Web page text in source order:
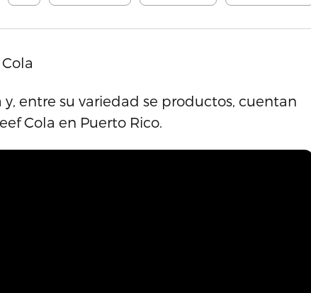
entre su variedad se productos, cuentan
Cola en Puerto Rico.